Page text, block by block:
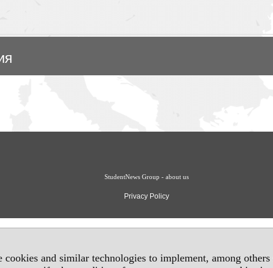
and similar technologies to implement, among
StudentNews Group - about us
Privacy Policy